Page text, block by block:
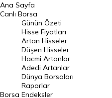
BIST 100 Hisseleri
En Çok Artan Hisseler
En Çok Düşen Hisseler
Hacmi Artanlar
Geçmiş Kapanışlar
Dünya Borsaları
Ana Sayfa
Canlı Borsa
Borsa
Günün Özeti
Hisse Fiyatları
Artan Hisseler
Düşen Hisseler
Hacmi Artanlar
Adedi Artanlar
Dünya Borsaları
Raporlar
Endeksler